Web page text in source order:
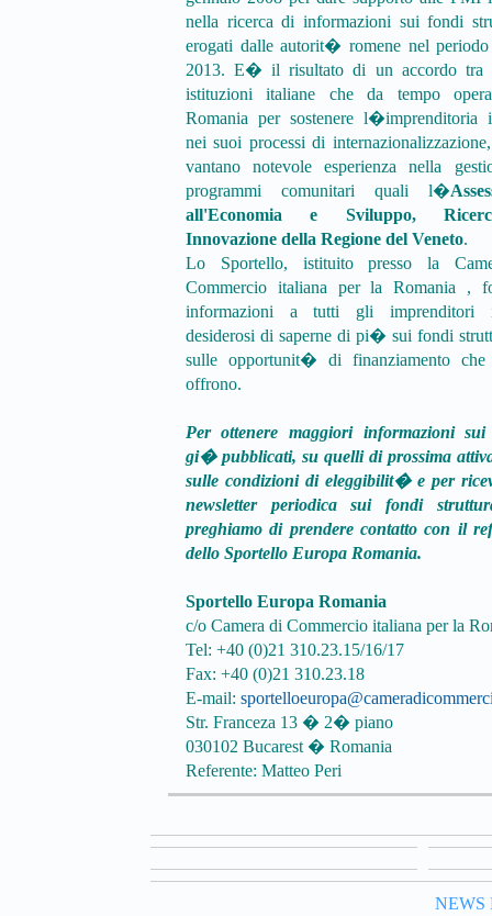
nella ricerca di informazioni sui fondi
erogati dalle autorit� romene nel
2013. E� il risultato di un accordo tra
istituzioni italiane che da tempo
Romania per sostenere l�imprenditoria
nei suoi processi di
vantano notevole esperienza nella
programmi comunitari quali l�
all'Economia e Sviluppo,
Innovazione della Regione del Veneto.
Lo Sportello, istituito presso la
Commercio italiana per la Romania ,
informazioni a tutti gli imprenditori
desiderosi di saperne di pi� sui fondi
sulle opportunit� di finanziamento che
offrono.
Per ottenere maggiori informazioni sui
gi� pubblicati, su quelli di prossima
sulle condizioni di eleggibilit� e per
newsletter periodica sui fondi
preghiamo di prendere contatto con il
dello Sportello Europa Romania.
Sportello Europa Romania
c/o Camera di Commercio italiana per la
Tel: +40 (0)21 310.23.15/16/17
Fax: +40 (0)21 310.23.18
E-mail:
Str. Franceza 13 � 2� piano
030102 Bucarest � Romania
Referente: Matteo Peri
NEWS